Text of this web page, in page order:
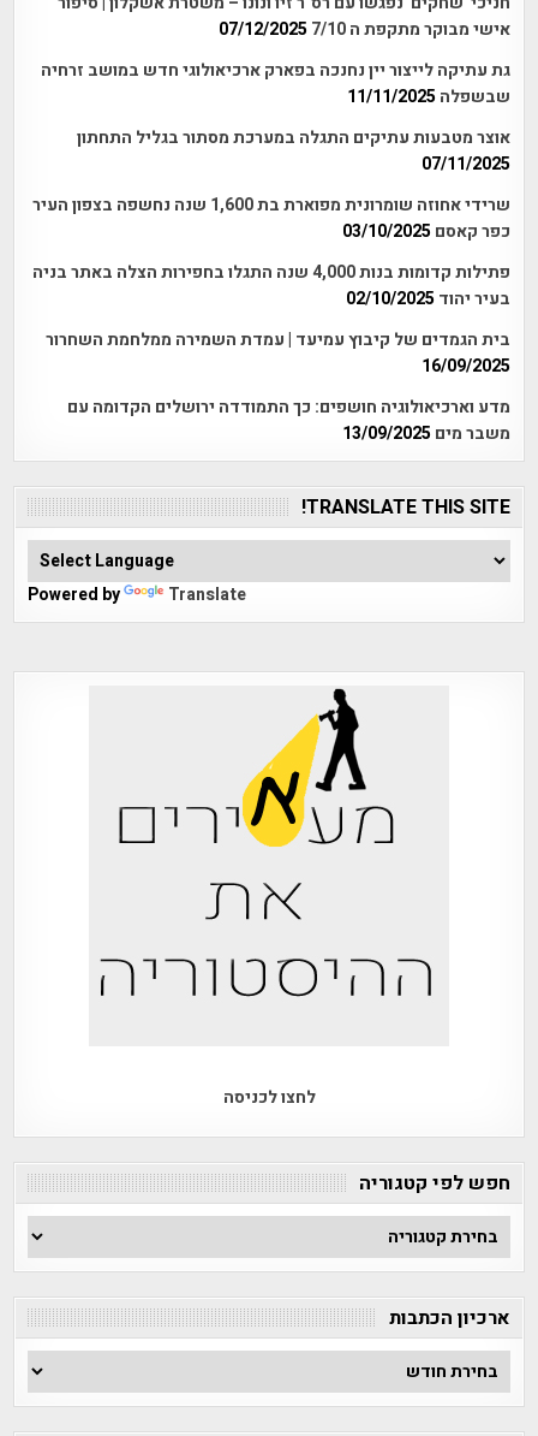
אישי מבוקר מתקפת ה 7/10
07/12/2025
גת עתיקה לייצור יין נחנכה בפארק ארכיאולוגי חדש במושב זרחיה
שבשפלה 11/11/2025
אוצר מטבעות עתיקים התגלה במערכת מסתור בגליל התחתון
07/11/2025
שרידי אחוזה שומרונית מפוארת בת 1,600 שנה נחשפה בצפון העיר
כפר קאסם 03/10/2025
פתילות קדומות בנות 4,000 שנה התגלו בחפירות הצלה באתר בניה
בעיר יהוד 02/10/2025
בית הגמדים של קיבוץ עמיעד | עמדת השמירה ממלחמת השחרור
16/09/2025
מדע וארכיאולוגיה חושפים: כך התמודדה ירושלים הקדומה עם
משבר מים 13/09/2025
TRANSLATE THIS SITE!
Powered by Translate
לחצו לכניסה
חפש לפי קטגוריה
חפש
לפי
קטגוריה
ארכיון הכתבות
ארכיון
הכתבות